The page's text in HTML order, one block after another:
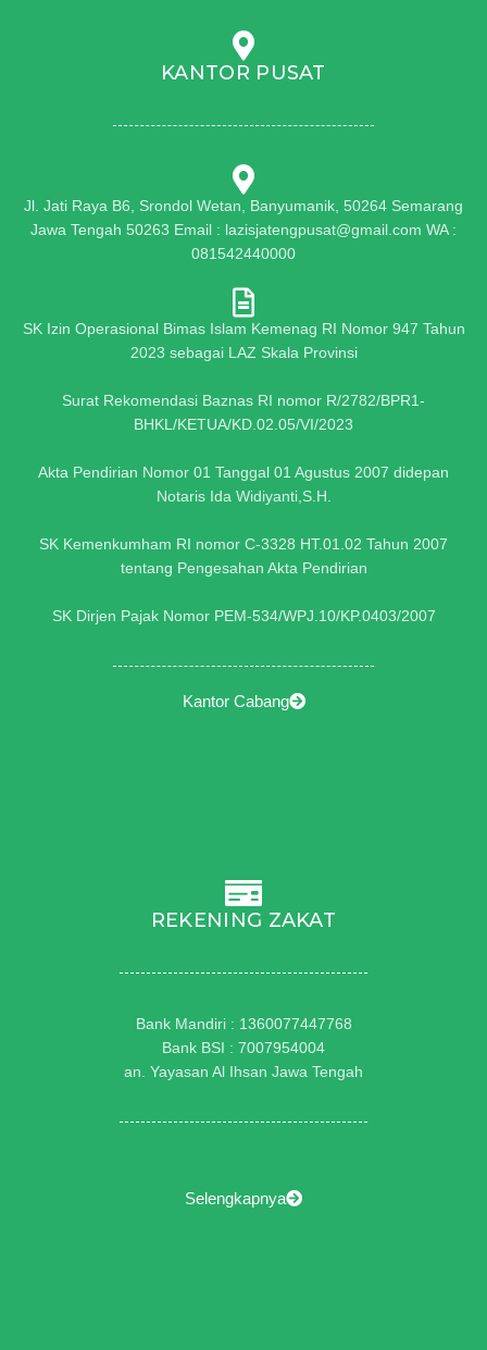
KANTOR PUSAT
Jl. Jati Raya B6, Srondol Wetan, Banyumanik, 50264 Semarang
Jawa Tengah 50263 Email : lazisjatengpusat@gmail.com WA :
081542440000
SK Izin Operasional Bimas Islam Kemenag RI Nomor 947 Tahun
2023 sebagai LAZ Skala Provinsi
Surat Rekomendasi Baznas RI nomor R/2782/BPR1-
BHKL/KETUA/KD.02.05/VI/2023
Akta Pendirian Nomor 01 Tanggal 01 Agustus 2007 didepan
Notaris Ida Widiyanti,S.H.
SK Kemenkumham RI nomor C-3328 HT.01.02 Tahun 2007
tentang Pengesahan Akta Pendirian
SK Dirjen Pajak Nomor PEM-534/WPJ.10/KP.0403/2007
Kantor Cabang
REKENING ZAKAT
Bank Mandiri : 1360077447768
Bank BSI : 7007954004
an. Yayasan Al Ihsan Jawa Tengah
Selengkapnya